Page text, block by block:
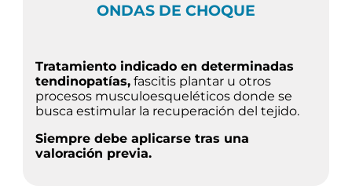
ONDAS DE CHOQUE
Tratamiento indicado en determinadas
tendinopatías, fascitis plantar u otros
procesos musculoesqueléticos donde se
busca estimular la recuperación del tejido.
Siempre debe aplicarse tras una
valoración previa.